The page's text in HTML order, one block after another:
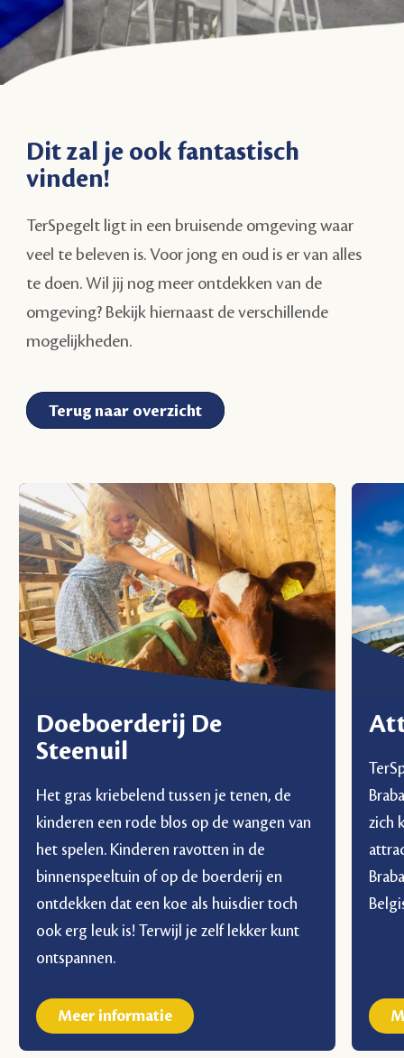
Dit zal je ook fantastisch
vinden!
TerSpegelt ligt in een bruisende omgeving waar
veel te beleven is. Voor jong en oud is er van alles
te doen. Wil jij nog meer ontdekken van de
omgeving? Bekijk hiernaast de verschillende
mogelijkheden.
Terug naar overzicht
Doeboerderij De
Steenuil
Het gras kriebelend tussen je tenen, de
kinderen een rode blos op de wangen van
het spelen. Kinderen ravotten in de
binnenspeeltuin of op de boerderij en
ontdekken dat een koe als huisdier toch
ook erg leuk is! Terwijl je zelf lekker kunt
ontspannen.
Meer informatie
zich